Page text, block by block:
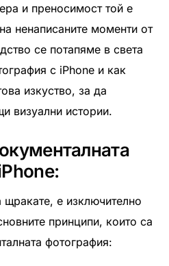
и преносимост той е
ненаписаните моменти от
се потапяме в света
с iPhone и как
изкуство, за да
визуални истории.
е изключително
принципи, които са
фотография: